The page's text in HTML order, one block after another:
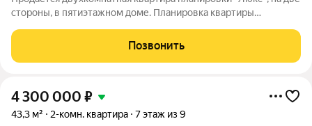
стороны, в пятиэтажном доме. Планировка квартиры
ремонт. Стены выровнены, новая проводка, натяжные потолки
со встроенными светильниками,
Позвонить
4 300 000 ₽
43,3 м² 2-комн. квартира 7 этаж из 9